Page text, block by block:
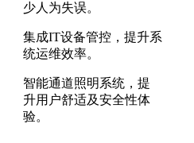
少人为失误。
集成IT设备管控，提升系
统运维效率。
智能通道照明系统，提
升用户舒适及安全性体
验。